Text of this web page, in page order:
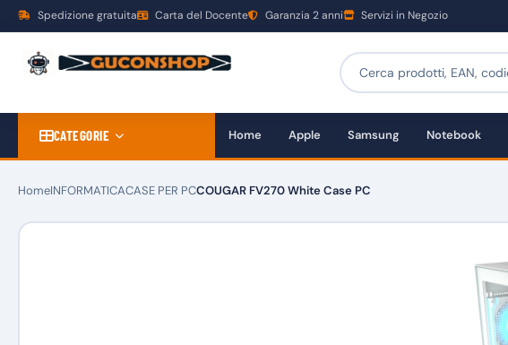
Spedizione gratuita Carta del Docente Garanzia 2 anni Servizi in Negozio
CATEGORIE Home Apple Samsung Notebook
HomeINFORMATICACASE PER PCCOUGAR FV270 White Case PC